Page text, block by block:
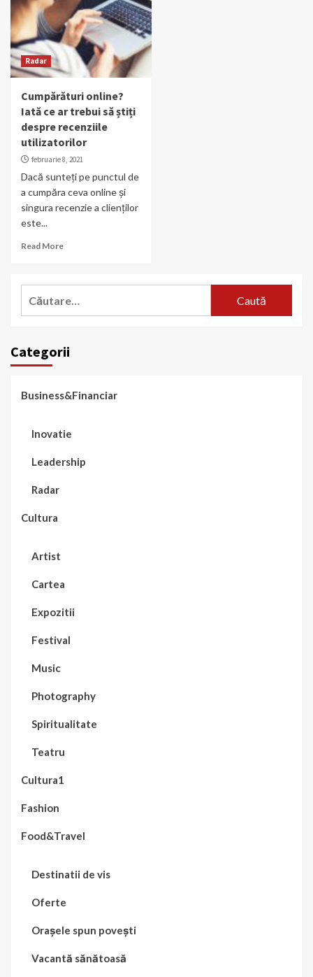
Radar
Cumpărături online?
Iată ce ar trebui să știți
despre recenziile
utilizatorilor
februarie 8, 2021
Dacă sunteți pe punctul de
a cumpăra ceva online și
singura recenzie a clienților
este...
Read More
Categorii
Business&Financiar
Inovatie
Leadership
Radar
Cultura
Artist
Cartea
Expozitii
Festival
Music
Photography
Spiritualitate
Teatru
Cultura1
Fashion
Food&Travel
Destinatii de vis
Oferte
Orașele spun povești
Vacantă sănătoasă